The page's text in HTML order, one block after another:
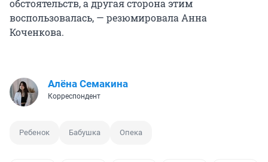
обстоятельств, а другая сторона этим
воспользовалась, — резюмировала Анна
Коченкова.
Алёна Семакина
Корреспондент
Ребенок Бабушка Опека